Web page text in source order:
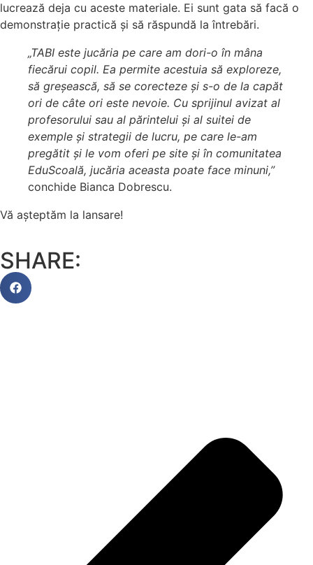
lucrează deja cu aceste materiale. Ei sunt gata să facă o
demonstrație practică și să răspundă la întrebări.
„TABI este jucăria pe care am dori-o în mâna
fiecărui copil. Ea permite acestuia să exploreze,
să greșească, să se corecteze și s-o de la capăt
ori de câte ori este nevoie. Cu sprijinul avizat al
profesorului sau al părintelui și al suitei de
exemple și strategii de lucru, pe care le-am
pregătit și le vom oferi pe site și în comunitatea
EduScoală, jucăria aceasta poate face minuni,”
conchide Bianca Dobrescu.
Vă așteptăm la lansare!
SHARE: